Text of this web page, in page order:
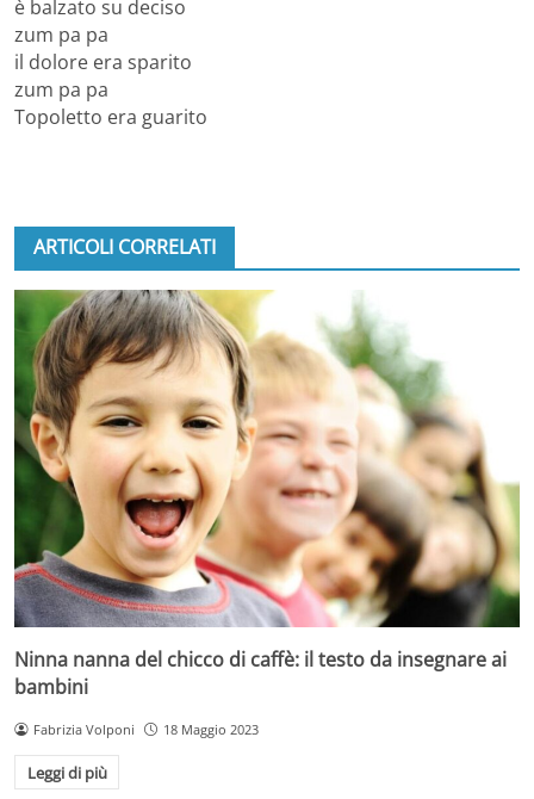
è balzato su deciso
zum pa pa
il dolore era sparito
zum pa pa
Topoletto era guarito
ARTICOLI CORRELATI
Ninna nanna del chicco di caffè: il testo da insegnare ai
bambini
Fabrizia Volponi 18 Maggio 2023
Leggi di più